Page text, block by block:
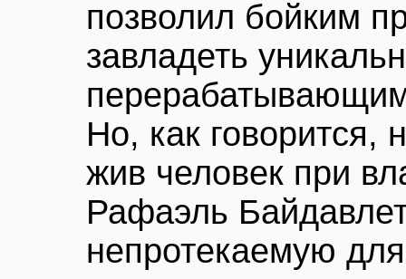
позволил бойким
завладеть
Но, как говорится,
жив человек при
Рафаэль
непротекаемую